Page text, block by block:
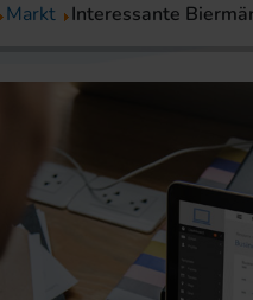
Markt Interessante